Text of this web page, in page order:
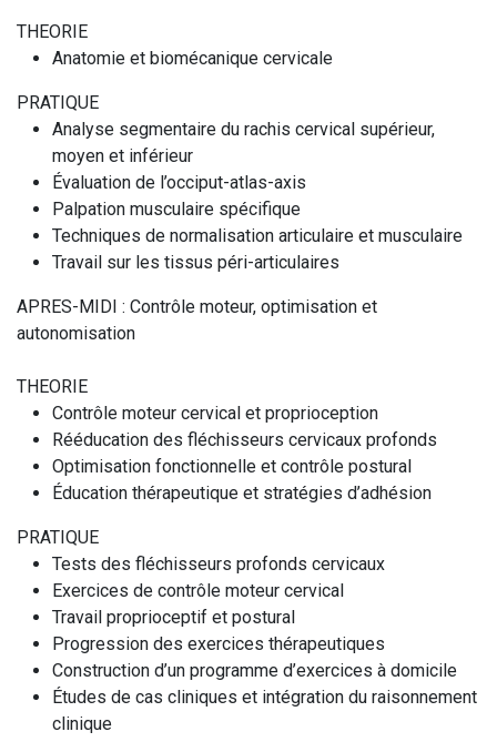
THEORIE
Anatomie et biomécanique cervicale
PRATIQUE
Analyse segmentaire du rachis cervical supérieur,
moyen et inférieur
Évaluation de l’occiput-atlas-axis
Palpation musculaire spécifique
Techniques de normalisation articulaire et musculaire
Travail sur les tissus péri-articulaires
APRES-MIDI : Contrôle moteur, optimisation et
autonomisation
THEORIE
Contrôle moteur cervical et proprioception
Rééducation des fléchisseurs cervicaux profonds
Optimisation fonctionnelle et contrôle postural
Éducation thérapeutique et stratégies d’adhésion
PRATIQUE
Tests des fléchisseurs profonds cervicaux
Exercices de contrôle moteur cervical
Travail proprioceptif et postural
Progression des exercices thérapeutiques
Construction d’un programme d’exercices à domicile
Études de cas cliniques et intégration du raisonnement
clinique